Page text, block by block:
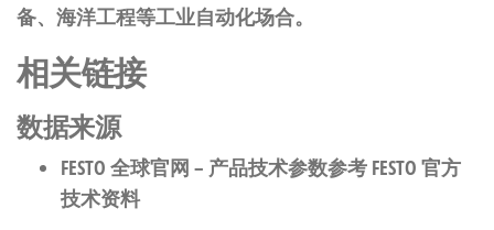
备、海洋工程等工业自动化场合。
相关链接
数据来源
FESTO 全球官网 – 产品技术参数参考 FESTO 官方
技术资料